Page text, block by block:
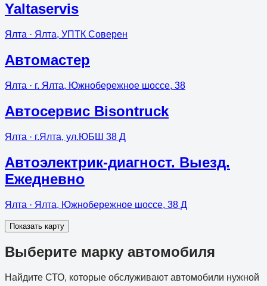
Yaltaservis
Ялта · Ялта, УПТК Соверен
Автомастер
Ялта · г. Ялта, Южнобережное шоссе, 38
Автосервис Bisontruck
Ялта · г.Ялта, ул.ЮБШ 38 Д
Автоэлектрик-диагност. Выезд.
Ежедневно
Ялта · Ялта, Южнобережное шоссе, 38 Д
Показать карту
Выберите марку автомобиля
Найдите СТО, которые обслуживают автомобили нужной